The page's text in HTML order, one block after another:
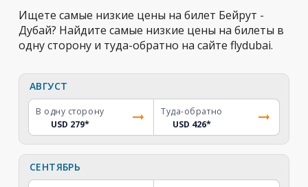
Ищете самые низкие цены на билет Бейрут -
Дубай? Найдите самые низкие цены на билеты в
одну сторону и туда-обратно на сайте flydubai.
АВГУСТ
В одну сторону
USD 279*
Туда-обратно
USD 426*
СЕНТЯБРЬ